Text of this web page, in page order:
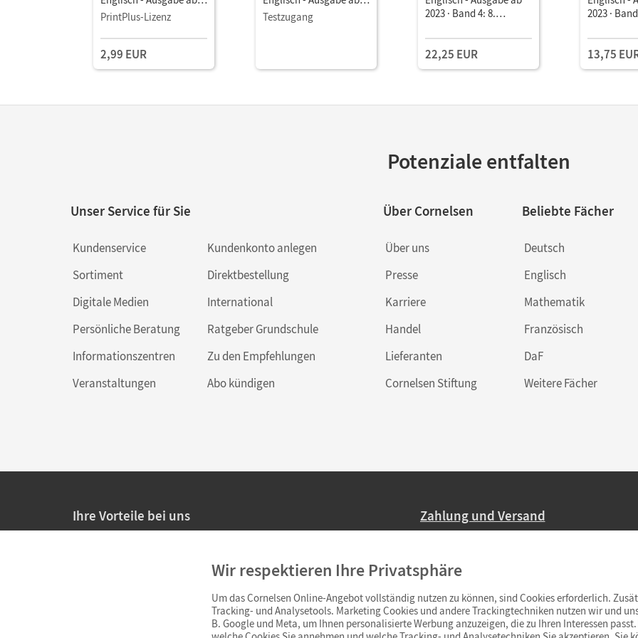
2023 · Band 4: 8.
als E-Book Mit Medien
PrintPlus-Lizenz
2,99 EUR
2023 · Band 4: 8.
Schuljahr • Schulbuch
Testzugang
2023 · Band 4: 8.
Mit digitalen Medien
22,25 EUR
2023 ·
Mit Audios
13,75
Potenziale entfalten
Unser Service für Sie
Kundenservice
Sortiment
Digitale Medien
Persönliche Beratung
Informationszentren
Veranstaltungen
Kundenkonto anlegen
Direktbestellung
International
Ratgeber Grundschule
Zu den Empfehlungen
Abo kündigen
Über Cornelsen
Über uns
Presse
Karriere
Handel
Lieferanten
Cornelsen Stiftung
Beliebte Fächer
Deutsch
Englisch
Mathematik
Französisch
DaF
Weitere Fächer
Ihre Vorteile bei uns
Persönliche Angebote für Lehrkräfte
Sicheres Einkaufen mit SSL-Verschlüsselung
Zahlung und Versand
Ab 59,– EUR Bestellwert liefern wir
(Lieferung in 3–6 Tagen).
Wir respektieren Ihre Privatsphäre
Um das Cornelsen Online-Angebot vollständig nutzen zu können, sind Cookies erforderlich.
Tracking- und Analysetools. Marketing Cookies und andere Trackingtechniken nutzen wir und
B. Google und Meta, um Ihnen personalisierte Werbung anzuzeigen, die zu Ihren Interessen